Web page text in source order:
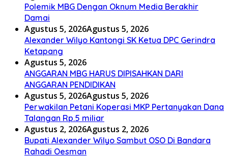
Polemik MBG Dengan Oknum Media Berakhir
Damai
Agustus 5, 2026Agustus 5, 2026
Alexander Wilyo Kantongi SK Ketua DPC Gerindra
Ketapang
Agustus 5, 2026
ANGGARAN MBG HARUS DIPISAHKAN DARI
ANGGARAN PENDIDIKAN
Agustus 5, 2026Agustus 5, 2026
Perwakilan Petani Koperasi MKP Pertanyakan Dana
Talangan Rp.5 miliar
Agustus 2, 2026Agustus 2, 2026
Bupati Alexander Wilyo Sambut OSO Di Bandara
Rahadi Oesman